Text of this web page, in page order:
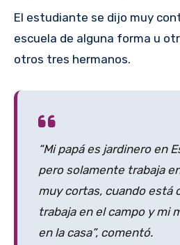
El estudiante se dijo muy
escuela de alguna forma u
otros tres hermanos.
“Mi papá es jardinero en
pero solamente trabaja
muy cortas, cuando está
trabaja en el campo y mi
en la casa”, comentó.